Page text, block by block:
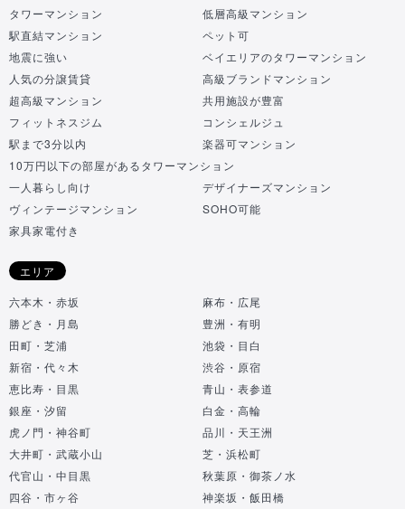
タワーマンション
低層高級マンション
駅直結マンション
ペット可
地震に強い
ベイエリアのタワーマンション
人気の分譲賃貸
高級ブランドマンション
超高級マンション
共用施設が豊富
フィットネスジム
コンシェルジュ
駅まで3分以内
楽器可マンション
10万円以下の部屋があるタワーマンション
一人暮らし向け
デザイナーズマンション
ヴィンテージマンション
SOHO可能
家具家電付き
エリア
六本木・赤坂
麻布・広尾
勝どき・月島
豊洲・有明
田町・芝浦
池袋・目白
新宿・代々木
渋谷・原宿
恵比寿・目黒
青山・表参道
銀座・汐留
白金・高輪
虎ノ門・神谷町
品川・天王洲
大井町・武蔵小山
芝・浜松町
代官山・中目黒
秋葉原・御茶ノ水
四谷・市ヶ谷
神楽坂・飯田橋